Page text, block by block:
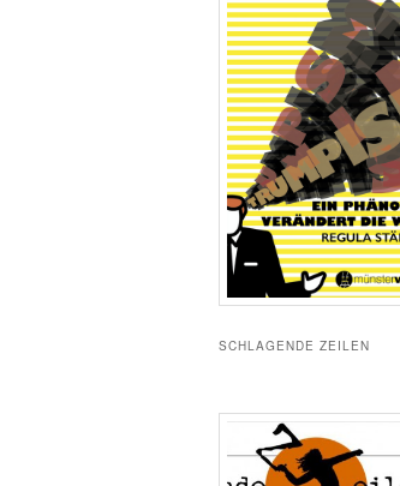
SCHLAGENDE ZEILEN